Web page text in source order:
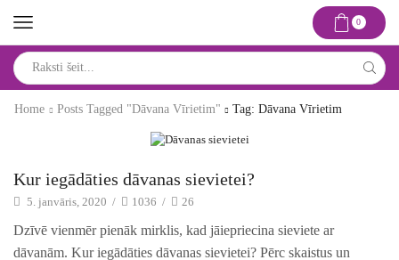
0
input
Home
Posts Tagged "dāvana Vīrietim" Tag: Dāvana Vīrietim
Idejas un risinājumi
Kur iegādāties dāvanas sievietei?
5. janvāris, 2020 / 1036 / 26
Dzīvē vienmēr pienāk mirklis, kad jāiepriecina sieviete ar
dāvanām. Kur iegādāties dāvanas sievietei? Pērc skaistus un